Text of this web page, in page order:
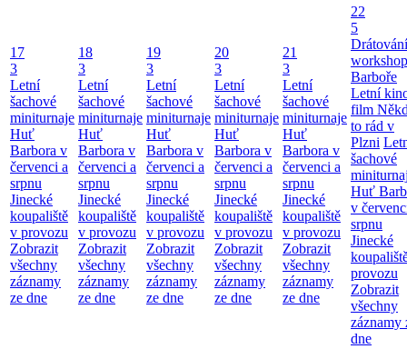
17
3
Letní
šachové
miniturnaje
Huť
Barbora v
červenci a
srpnu
Jinecké
koupaliště
v provozu
Zobrazit
všechny
záznamy
ze dne
18
3
Letní
šachové
miniturnaje
Huť
Barbora v
červenci a
srpnu
Jinecké
koupaliště
v provozu
Zobrazit
všechny
záznamy
ze dne
19
3
Letní
šachové
miniturnaje
Huť
Barbora v
červenci a
srpnu
Jinecké
koupaliště
v provozu
Zobrazit
všechny
záznamy
ze dne
20
3
Letní
šachové
miniturnaje
Huť
Barbora v
červenci a
srpnu
Jinecké
koupaliště
v provozu
Zobrazit
všechny
záznamy
ze dne
21
3
Letní
šachové
miniturnaje
Huť
Barbora v
červenci a
srpnu
Jinecké
koupaliště
v provozu
Zobrazit
všechny
záznamy
ze dne
22
5
Barboře
Letní
film
to rád v
Plzni
šachové
Huť
v
srpnu
Jinecké
provozu
Zobrazit
všechny
záznamy
dne